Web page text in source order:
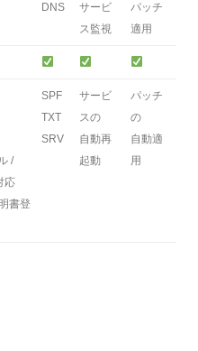
DNS
サービ
ス監視
パッチ
適用
/
応
書登
SPF
TXT
SRV
サービ
スの
自動再
起動
パッチ
の
自動適
用